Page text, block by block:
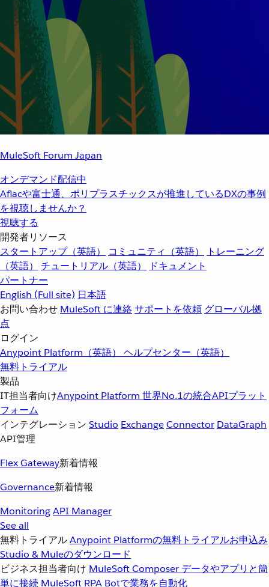
MuleSoft Forum Japan
オンデマンド配信中
Aflacや富士通、ポリプラスチックスが推進しているDXの事例
を視聴しませんか？
視聴する
開発者リソース
スタートアップ（英語）
コミュニティ（英語）
トレーニング
（英語）
チュートリアル（英語）
ドキュメント
パートナー
English (Full site) 日本語
お問い合わせ MuleSoft に連絡サポートを依頼 グローバル拠
点
ログイン
Anypoint Platform（英語） ヘルプセンター（英語）
無料トライアル
製品
IT担当者向けAnypoint Platform 世界No.1の統合APIプラット
フォーム
インテグレーション Studio ExchangeConnector DataGraph
API管理
Flex Gateway新着情報
Governance新着情報
MonitoringAPI Manager
See all
無料トライアルAnypoint Platformの無料トライアルお申込み
Studio & Muleのダウンロード
ビジネス担当者向け MuleSoft Composer データやアプリと簡
単に接続 MuleSoft RPA Botで業務を自動化